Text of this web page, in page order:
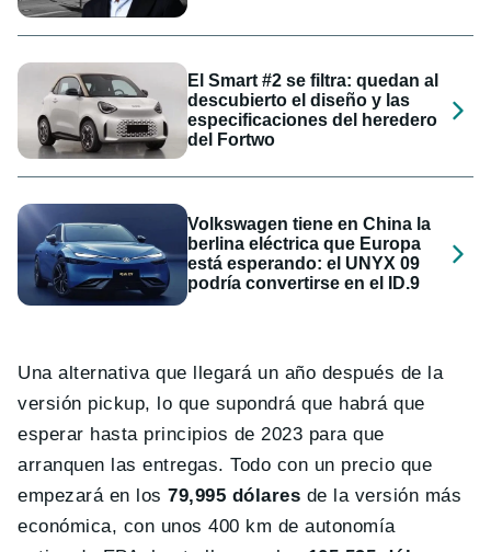
El Smart #2 se filtra: quedan al
descubierto el diseño y las
especificaciones del heredero
del Fortwo
Volkswagen tiene en China la
berlina eléctrica que Europa
está esperando: el UNYX 09
podría convertirse en el ID.9
Una alternativa que llegará un año después de la
versión pickup, lo que supondrá que habrá que
esperar hasta principios de 2023 para que
arranquen las entregas. Todo con un precio que
empezará en los79,995 dólares de la versión más
económica, con unos 400 km de autonomía